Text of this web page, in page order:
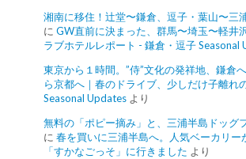
湘南に移住！辻堂〜鎌倉、逗子・葉山〜三
に GW直前に決まった、群馬〜埼玉〜軽井
ラブホテルレポート - 鎌倉・逗子 Seasonal
東京から１時間。”侍”文化の発祥地、鎌倉へ
ら京都へ｜春のドライブ、少しだけ子離れ
Seasonal Updates より
無料の「ポピー摘み」と、三浦半島ドッグ
に 春を買いに三浦半島へ。人気ベーカリー
「すかなごっそ」に行きました より